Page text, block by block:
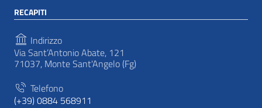
RECAPITI
Indirizzo
Via Sant’Antonio Abate, 121
71037, Monte Sant'Angelo (Fg)
Telefono
(+39) 0884 568911